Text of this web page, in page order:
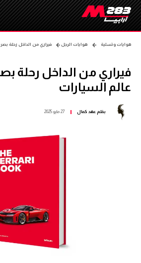
هوايات وتسلية هوايات الرجل فيراري من الداخل رحلة
فيراري من الداخل رحلة
عالم السيارات
بقلمعهد كمال 27 مايو 2025